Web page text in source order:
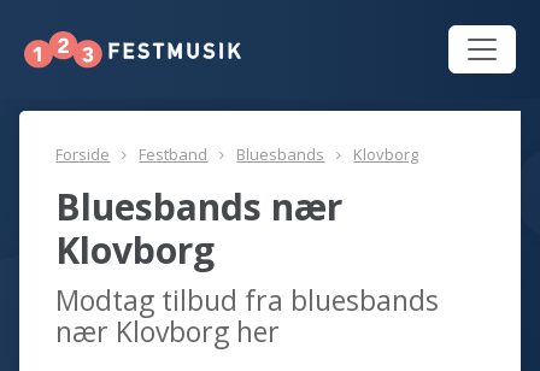
Forside Festband Bluesbands Klovborg
Bluesbands nær
Klovborg
Modtag tilbud fra bluesbands
nær Klovborg her